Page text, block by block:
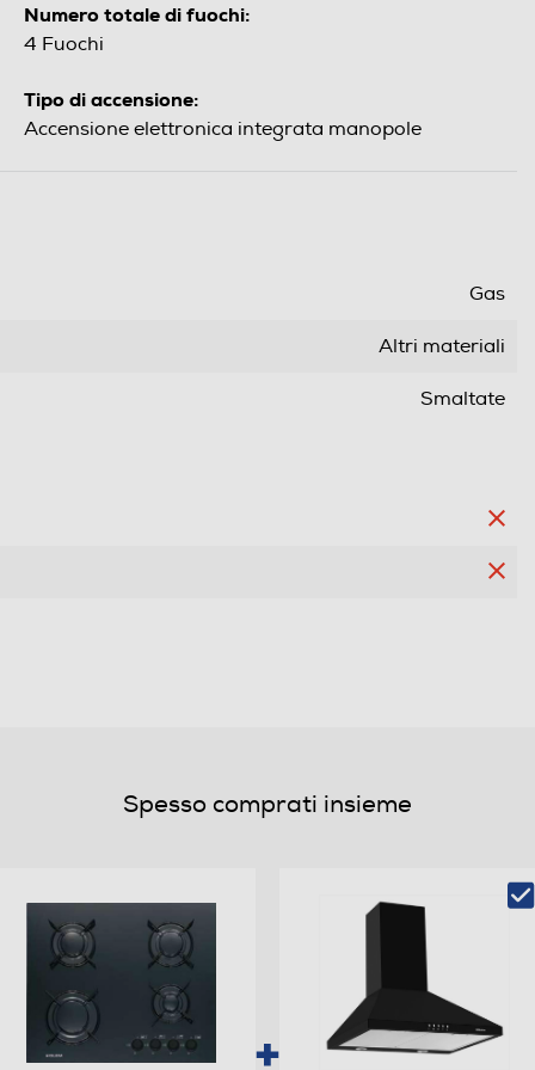
Numero totale di fuochi:
4 Fuochi
Tipo di accensione:
Accensione elettronica integrata manopole
Gas
Altri materiali
Smaltate
Elettronica nelle manopole
Spesso comprati insieme